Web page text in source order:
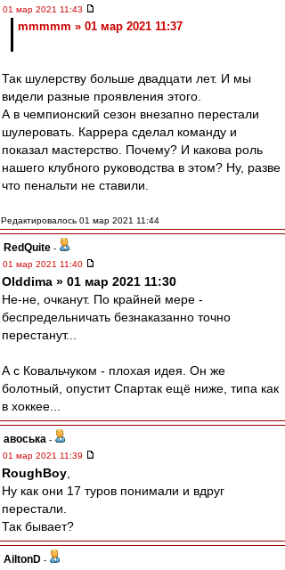
01 мар 2021 11:43
mmmmm » 01 мар 2021 11:37
Так шулерству больше двадцати лет. И мы
видели разные проявления этого.
А в чемпионский сезон внезапно перестали
шулеровать. Каррера сделал команду и
показал мастерство. Почему? И какова роль
нашего клубного руководства в этом? Ну, разве
что пенальти не ставили.
Редактировалось 01 мар 2021 11:44
RedQuite -
01 мар 2021 11:40
Olddima » 01 мар 2021 11:30
Не-не, очканут. По крайней мере -
беспредельничать безнаказанно точно
перестанут...
А с Ковальчуком - плохая идея. Он же
болотный, опустит Спартак ещё ниже, типа как
в хоккее...
авоська -
01 мар 2021 11:39
RoughBoy
Ну как они 17 туров понимали и вдруг
перестали.
Так бывает?
AiltonD -